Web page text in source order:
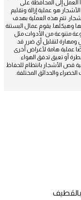
إلى المحافظة على
هو عملية إزالة وتقليم
تتم هذه العملية بهدف
وهيكلها. يقوم عمال البستنة
متنوعة من الأدوات مثل
ومهارة لتقليل أي ضرر قد
عملية هامة لأغراض أخرى
أو تعيق تدفق الهواء
قص الأشجار بانتظام للحفاظ
والحدائق المختلفة.